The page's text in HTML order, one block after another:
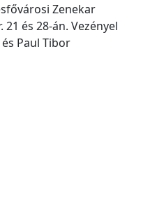
Zenekar
és 28-án. Vezényel
Paul Tibor